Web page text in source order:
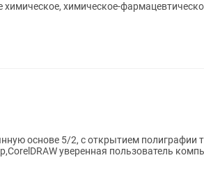
химическое, химическое-
основе 5/2, с открытием полиграфии
уверенная пользователь